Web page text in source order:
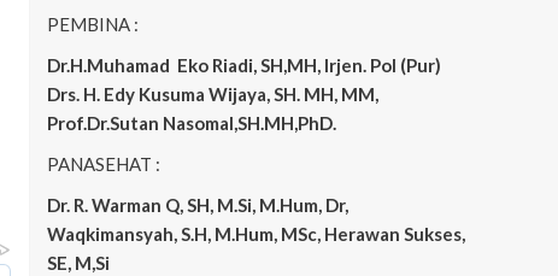
PEMBINA :
Dr.H.Muhamad Eko Riadi, SH,MH, Irjen. Pol (Pur)
Drs. H. Edy Kusuma Wijaya, SH. MH, MM,
Prof.Dr.Sutan Nasomal,SH.MH,PhD.
PANASEHAT :
Dr. R. Warman Q, SH, M.Si, M.Hum, Dr,
Waqkimansyah, S.H, M.Hum, MSc, Herawan Sukses,
SE, M,Si